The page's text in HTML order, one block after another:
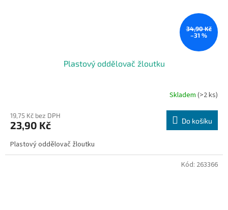
34,90 Kč
–31 %
Plastový oddělovač žloutku
Skladem (>2 ks)
19,75 Kč bez DPH
23,90 Kč Do košíku
Plastový oddělovač žloutku
Kód: 263366